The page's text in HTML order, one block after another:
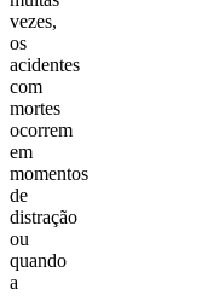
vezes,
os
acidentes
com
mortes
ocorrem
em
momentos
de
distração
ou
quando
a